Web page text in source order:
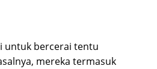
untuk bercerai tentu
mereka termasuk